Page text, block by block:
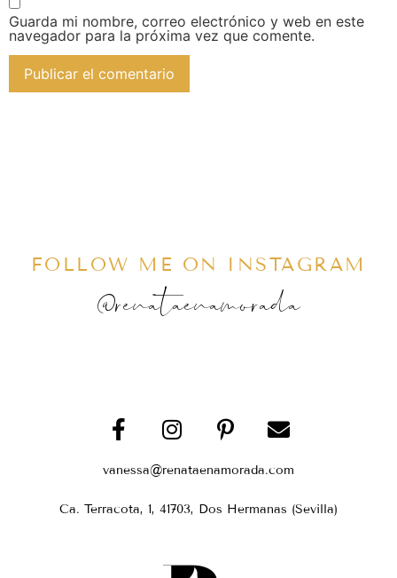
Guarda mi nombre, correo electrónico y web en este
navegador para la próxima vez que comente.
FOLLOW ME ON INSTAGRAM
@renataenamorada
vanessa@renataenamorada.com
Ca. Terracota, 1, 41703, Dos Hermanas (Sevilla)